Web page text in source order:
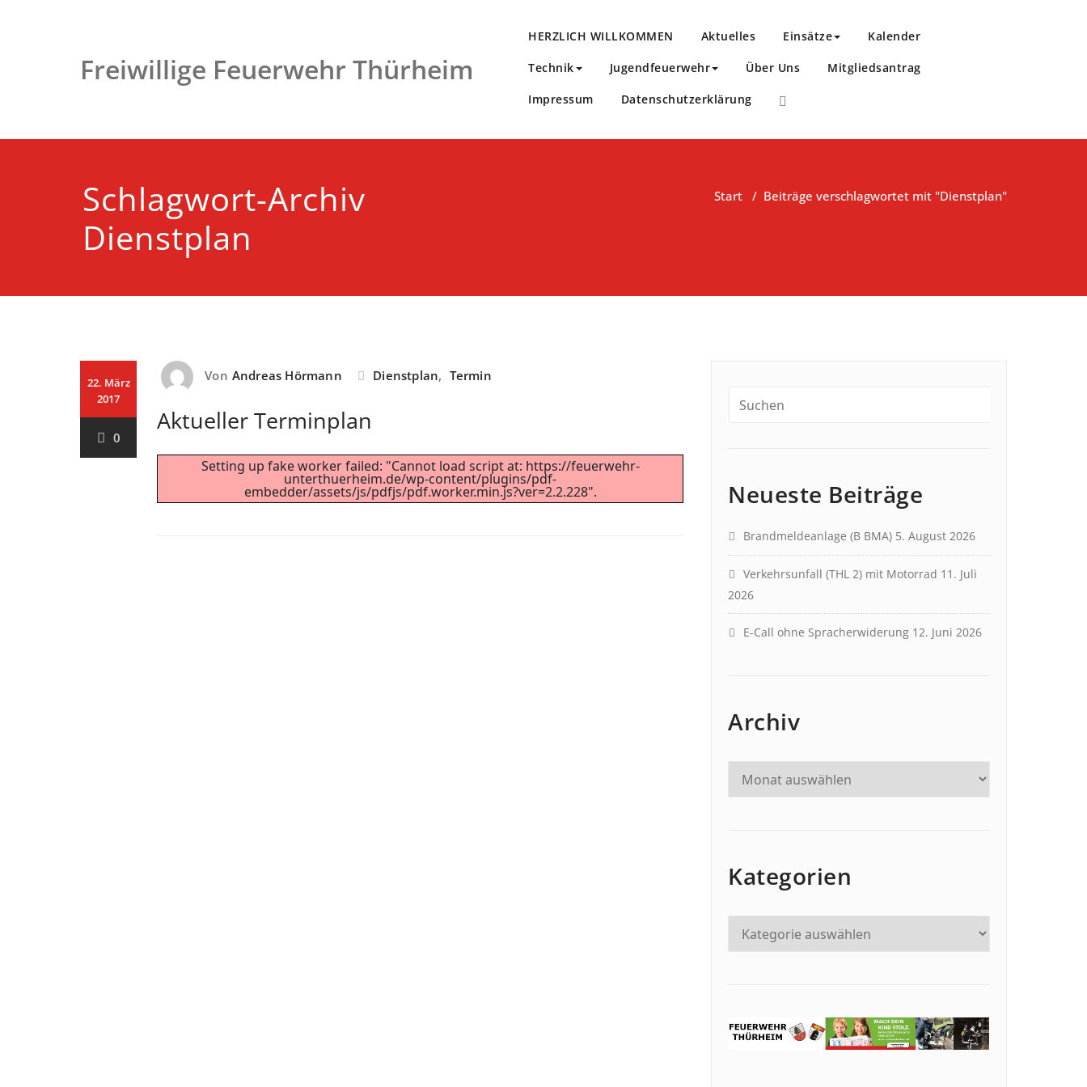
Freiwillige Feuerwehr Thürheim
HERZLICH WILLKOMMEN Aktuelles Einsätze Kalender
Technik Jugendfeuerwehr Über Uns Mitgliedsantrag
Impressum Datenschutzerklärung
Schlagwort-Archiv
Dienstplan
Start / Beiträge verschlagwortet mit "Dienstplan"
22. März
2017
0
Von Andreas Hörmann Dienstplan, Termin
Aktueller Terminplan
Setting up fake worker failed: "Cannot load script at: https://feuerwehr-
unterthuerheim.de/wp-content/plugins/pdf-
embedder/assets/js/pdfjs/pdf.worker.min.js?ver=2.2.228". Neueste Beiträge
Brandmeldeanlage (B BMA) 5. August 2026
Verkehrsunfall (THL 2) mit Motorrad 11. Juli
2026
E-Call ohne Spracherwiderung 12. Juni 2026
Archiv
Kategorien